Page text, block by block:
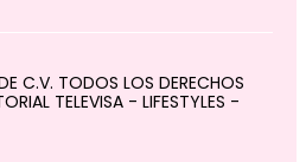
C.V. TODOS LOS DERECHOS
TELEVISA - LIFESTYLES -